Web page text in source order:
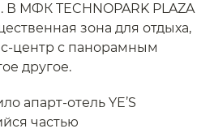
В МФК TECHNOPARK PLAZA
зона для отдыха,
центр с панорамным
другое.
апарт-отель YE’S
частью